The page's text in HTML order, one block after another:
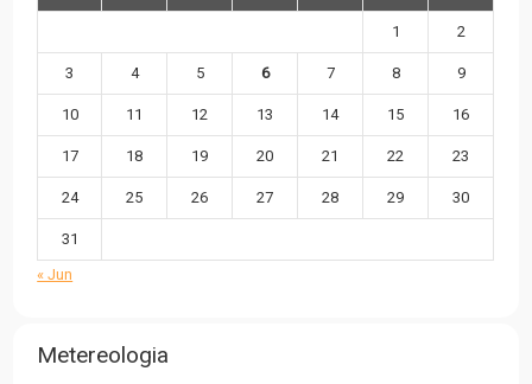
1 2
3 4 5 6 7 8 9
10 11 12 13 14 15 16
17 18 19 20 21 22 23
24 25 26 27 28 29 30
31
« Jun
Metereologia